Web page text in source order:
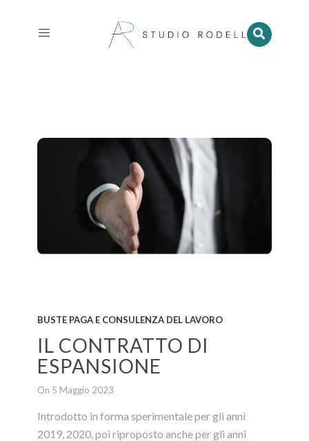
BUSTE PAGA E CONSULENZA DEL LAVORO
IL CONTRATTO DI
ESPANSIONE
On 5 Maggio 2023
Introdotto in forma sperimentale per gli anni
2019, 2020, poi riproposto anche per gli anni